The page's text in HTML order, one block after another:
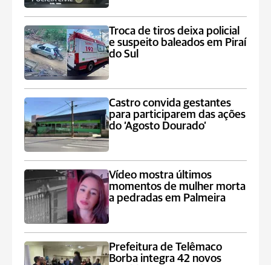
Troca de tiros deixa policial
e suspeito baleados em Piraí
do Sul
Castro convida gestantes
para participarem das ações
do ‘Agosto Dourado’
Vídeo mostra últimos
momentos de mulher morta
a pedradas em Palmeira
Prefeitura de Telêmaco
Borba integra 42 novos